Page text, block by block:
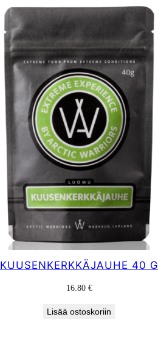
KUUSENKERKKÄJAUHE 40 G
16.80 €
Lisää ostoskoriin